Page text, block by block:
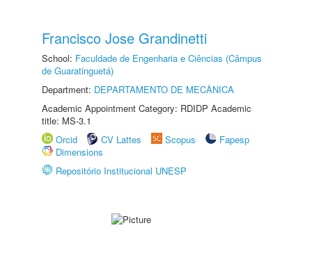
Francisco Jose Grandinetti
School: Faculdade de Engenharia e Ciências (Câmpus
de Guaratinguetá)
Department: DEPARTAMENTO DE MECÂNICA
Academic Appointment Category: RDIDP Academic
title: MS-3.1
Orcid
CV Lattes Scopus
Fapesp
Dimensions
Repositório Institucional UNESP